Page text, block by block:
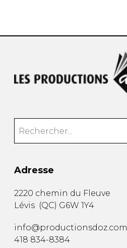
Adresse
2220 chemin du Fleuve
Lévis (QC) G6W 1Y4
info@productionsdoz.com
418 834-8384